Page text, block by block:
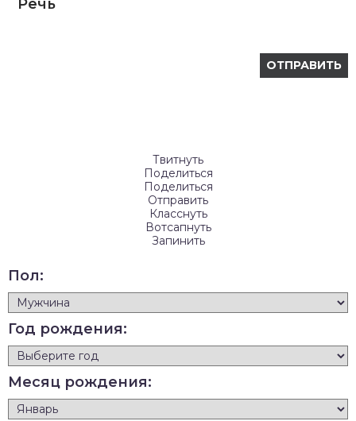
Речь
Твитнуть
Поделиться
Поделиться
Отправить
Класснуть
Вотсапнуть
Запинить
Пол:
Год рождения:
Месяц рождения: